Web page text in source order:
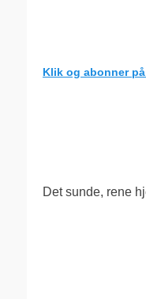
Klik og abonner
Det sunde, rene